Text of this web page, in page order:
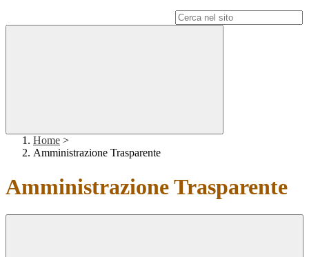
Home >
Amministrazione Trasparente
Amministrazione Trasparente